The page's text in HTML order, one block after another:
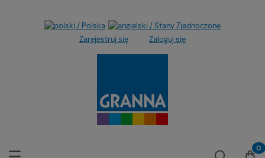
Zarejestruj się Zaloguj się